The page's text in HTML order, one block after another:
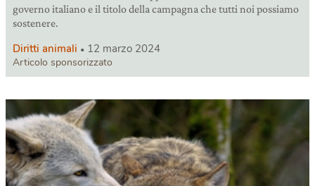
governo italiano e il titolo della campagna che tutti noi possiamo
sostenere.
Diritti animali 12 marzo 2024
Articolo sponsorizzato